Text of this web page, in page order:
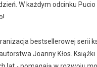
W każdym odcinku
bestsellerowej serii
Joanny Kłos.